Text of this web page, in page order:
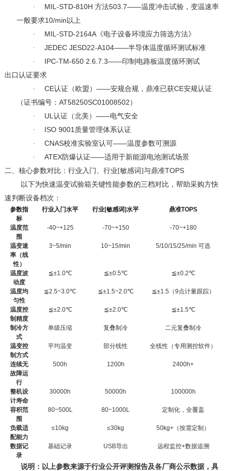
·
MIL-STD-810H 方法503.7——温度冲击试验，变温速率
一般要求10/min 以上
·
MIL-STD-2164A《电子设备环境应力筛选方法》
·
JEDEC JESD22-A104——半导体温度循环测试标准
·
IPC-TM-650 2.6.7.3——印制电路板温度循环测试
出口认证要求
·
CE认证（欧盟） ——安规合规，鼎准已获CE安规认证
（证书编号： AT58250SC01008502 ）
·
UL 认证（北美） ——电气安全
·
ISO 9001 质量管理体系认证
·
CNAS校准实验室认可——温度参数可溯源
·
ATEX防爆认证——适用于新能源电池测试场景
二、 核心参数对比：行业入门、行业[敏感词]与鼎准TOPS
以下为快速温变试验箱关键性能参数的三档对比，帮助采购方快
速判断设备档次：
参数指
标
行业入门水平 行业[敏感词]水平 鼎准TOPS
温度范
围
-40~+125 -70~+150 -70~+180
温变速
率（线
性）
3~5/min 10~15/min 5/10/15/25/min可选
温度波
动度
≦±1.0℃ ≦±0.5℃ ≦±0.2℃
温度均
匀性
≦2.5~3.0℃ ≦±1.5~2.0℃ ≦±1.5 （9 点计量跟踪）
温度控
制精度
≦±2.0℃ ≦±2.0℃ ≦±1.5℃
制冷方
式
单级压缩 复叠制冷 二元复叠制冷
温变控
制方式
平均温变 部分线性 全线性（专用测控软件）
连续无
故障运
行
500h 1200h 2400h+
整机设
计寿命
30000h 50000h 100000h
容积范
围
80~500L 80~1000L 定制化，全覆盖
负载适
配能力
≤10kg ≤30kg 50kg+ （按需定制）
数据记
录
基础记录 USB导出 远程监控+数据追溯
说明：以上参数来源于行业公开评测报告及各厂商公示数据，具